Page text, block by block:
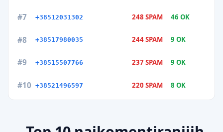
#7 +38512031302 248 SPAM 46 OK
#8 +38517980035 244 SPAM 9 OK
#9 +38515507766 237 SPAM 9 OK
#10 +38521496597 220 SPAM 8 OK